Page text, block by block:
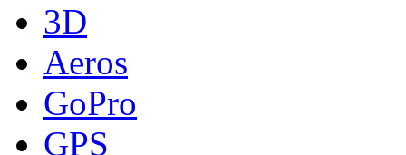
3D
Aeros
GoPro
GPS